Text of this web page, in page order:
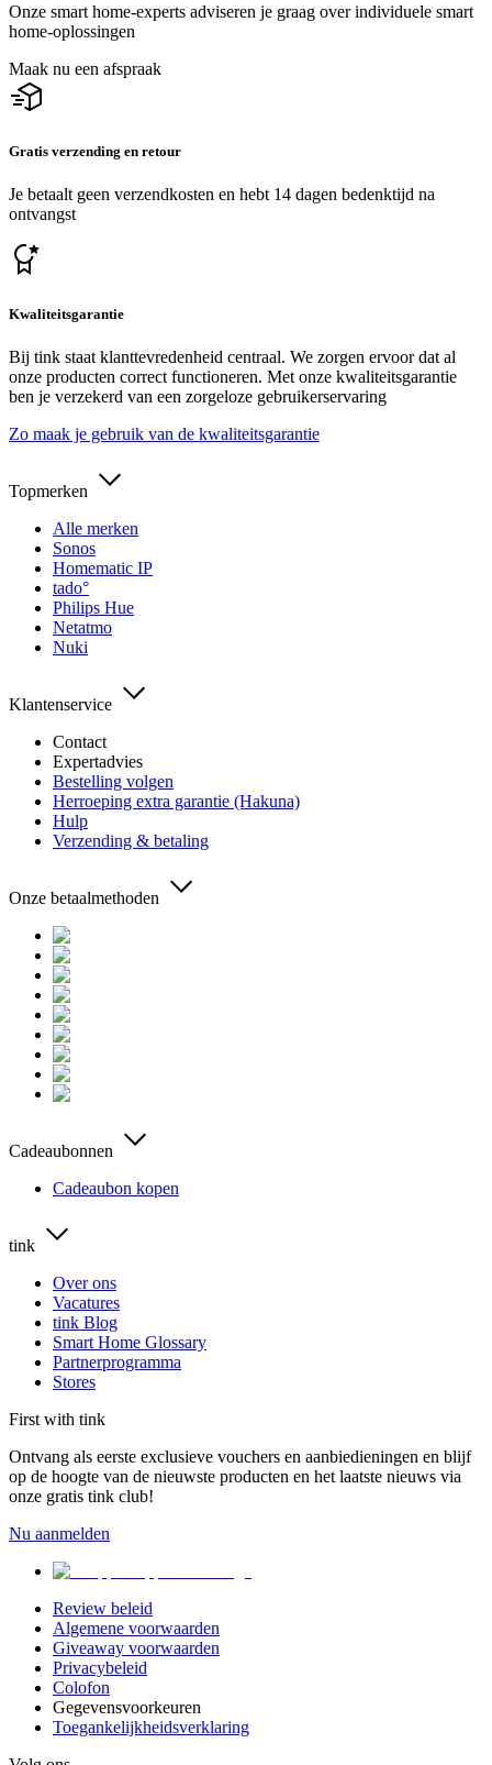
Onze smart home-experts adviseren je graag over individuele smart
home-oplossingen
Maak nu een afspraak
Gratis verzending en retour
Je betaalt geen verzendkosten en hebt 14 dagen bedenktijd na
ontvangst
Kwaliteitsgarantie
Bij tink staat klanttevredenheid centraal. We zorgen ervoor dat al
onze producten correct functioneren. Met onze kwaliteitsgarantie
ben je verzekerd van een zorgeloze gebruikerservaring
Zo maak je gebruik van de kwaliteitsgarantie
Topmerken
Alle merken
Sonos
Homematic IP
tado°
Philips Hue
Netatmo
Nuki
Klantenservice
Contact
Expertadvies
Bestelling volgen
Herroeping extra garantie (Hakuna)
Hulp
Verzending & betaling
Onze betaalmethoden
Cadeaubonnen
Cadeaubon kopen
tink
Over ons
Vacatures
tink Blog
Smart Home Glossary
Partnerprogramma
Stores
First with tink
Ontvang als eerste exclusieve vouchers en aanbiedieningen en blijf
op de hoogte van de nieuwste producten en het laatste nieuws via
onze gratis tink club!
Nu aanmelden
Review beleid
Algemene voorwaarden
Giveaway voorwaarden
Privacybeleid
Colofon
Gegevensvoorkeuren
Toegankelijkheidsverklaring